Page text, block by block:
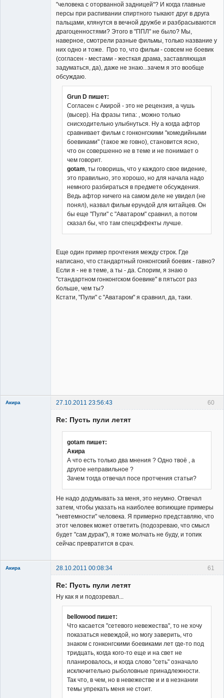
"человека с оторванной задницей"? И когда главные
персы при распивании спиртного тыкают друг в друга
пальцами, клянутся в вечной дружбе и разбрасываются
драгоценностями? Этого в "ППЛ" не было? Мы,
наверное, смотрели разные фильмы, только название у
них одно и тоже. Про то, что фильм - совсем не боевик
(согласен - местами - жесткая драма, заставляющая
задуматься, да), даже не знаю...зачем я это вообще
обсуждаю.
Grun D пишет:
Согласен с Акирой - это не рецензия, а чушь
(высер). На фразы типа: , можно только
снисходительно улыбнуться. Ну а когда афтор
сравнивает фильм с гонконгскими "комедийными
боевиками" (такое же говно), становится ясно,
что он совершенно не в теме и не понимает о
чем говорит.
gotam, ты говоришь, что у каждого свое видение,
это правильно, это хорошо, но для начала надо
немного разбираться в предмете обсуждения.
Ведь афтор ничего на самом деле не увидел (не
понял), назвал фильм ерундой для китайцев. Он
бы еще "Пули" с "Аватаром" сравнил, а потом
сказал бы, что там спецэффекты лучше.
Еще один пример прочтения между строк. Где
написано, что стандартный гонконгский боевик - гавно?
Если я - не в теме, а ты - да. Спорим, я знаю о
"стандартном гонконгском боевике" в пятьсот раз
больше, чем ты?
Кстати, "Пули" с "Аватаром" я сравнил, да, таки.
60
Акира 27.10.2011 23:56:43
Re: Пусть пули летят
gotam пишет:
Акира
А что есть только два мнения ? Одно твоё , а
другое неправильное ?
Зачем тогда отвечал посе протчения статьи?
Не надо додумывать за меня, это неумно. Отвечал
затем, чтобы указать на наиболее вопиющие примеры
"невтемности" человека. Я примерно представляю, что
этот человек может ответить (подозреваю, что смысл
будет "сам дурак"), я тоже молчать не буду, и топик
сейчас превратится в срач.
61
Акира 28.10.2011 00:08:34
Re: Пусть пули летят
Ну как я и подозревал...
bellowood пишет:
Что касается "сетевого невежества", то не хочу
показаться невеждой, но могу заверить, что
знаком с гонконгскими боевиками лет где-то под
тридцать, когда кого-то еще и на свет не
планировалось, и когда слово "сеть" означало
исключительно рыболовные принадлежности.
Так что, в чем, но в невежестве и и в незнании
темы упрекать меня не стоит.